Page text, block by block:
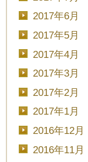
2017年6月
2017年5月
2017年4月
2017年3月
2017年2月
2017年1月
2016年12月
2016年11月